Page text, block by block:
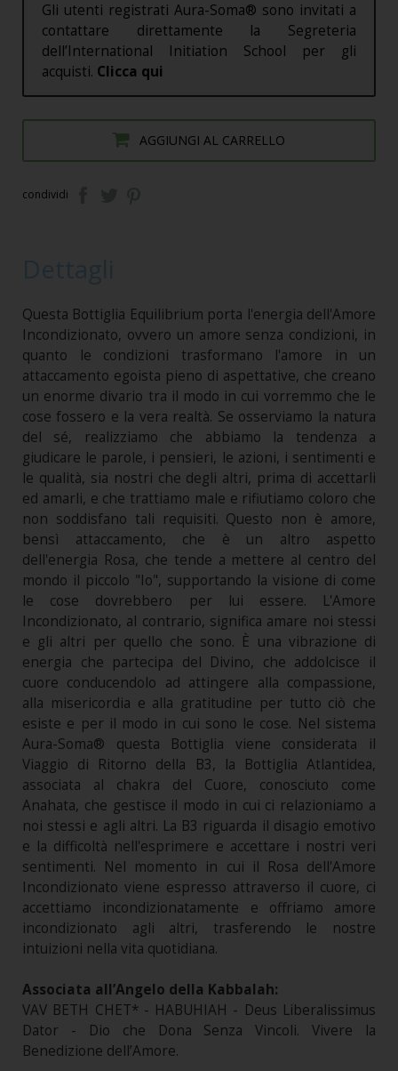
Gli utenti registrati Aura-Soma® sono invitati a
contattare direttamente la Segreteria
dell’International Initiation School per gli
acquisti. Clicca qui
AGGIUNGI AL CARRELLO
condividi
Questa Bottiglia Equilibrium porta l'energia dell'Amore
Incondizionato, ovvero un amore senza condizioni, in
quanto le condizioni trasformano l'amore in un
attaccamento egoista pieno di aspettative, che creano
un enorme divario tra il modo in cui vorremmo che le
cose fossero e la vera realtà. Se osserviamo la natura
del sé, realizziamo che abbiamo la tendenza a
giudicare le parole, i pensieri, le azioni, i sentimenti e
le qualità, sia nostri che degli altri, prima di accettarli
ed amarli, e che trattiamo male e rifiutiamo coloro che
non soddisfano tali requisiti. Questo non è amore,
bensì attaccamento, che è un altro aspetto
dell'energia Rosa, che tende a mettere al centro del
mondo il piccolo "Io", supportando la visione di come
le cose dovrebbero per lui essere. L'Amore
Incondizionato, al contrario, significa amare noi stessi
e gli altri per quello che sono. È una vibrazione di
energia che partecipa del Divino, che addolcisce il
cuore conducendolo ad attingere alla compassione,
alla misericordia e alla gratitudine per tutto ciò che
esiste e per il modo in cui sono le cose. Nel sistema
Aura-Soma® questa Bottiglia viene considerata il
Viaggio di Ritorno della B3, la Bottiglia Atlantidea,
associata al chakra del Cuore, conosciuto come
Anahata, che gestisce il modo in cui ci relazioniamo a
noi stessi e agli altri. La B3 riguarda il disagio emotivo
e la difficoltà nell'esprimere e accettare i nostri veri
sentimenti. Nel momento in cui il Rosa dell'Amore
Incondizionato viene espresso attraverso il cuore, ci
accettiamo incondizionatamente e offriamo amore
incondizionato agli altri, trasferendo le nostre
intuizioni nella vita quotidiana.
Associata all’Angelo della Kabbalah:
VAV BETH CHET* - HABUHIAH - Deus Liberalissimus
Dator - Dio che Dona Senza Vincoli. Vivere la
Benedizione dell’Amore.